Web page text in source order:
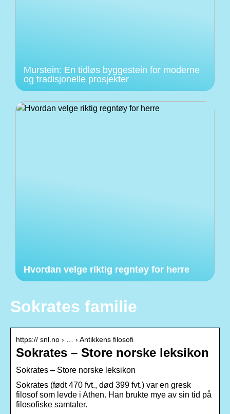
Murstein: En tidløs byggestein for moderne
og tradisjonelle prosjekter
Hvordan velge riktig regntøy for herre
Sokrates familie
https:// snl.no › … › Antikkens filosofi
Sokrates – Store norske leksikon
Sokrates – Store norske leksikon
Sokrates (født 470 fvt., død 399 fvt.) var en gresk
filosof som levde i Athen. Han brukte mye av sin tid på
filosofiske samtaler.